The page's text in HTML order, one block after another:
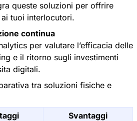
queste soluzioni per offrire
tuoi interlocutori.
continua
per valutare l’efficacia delle
e il ritorno sugli investimenti
digitali.
tra soluzioni fisiche e
Svantaggi